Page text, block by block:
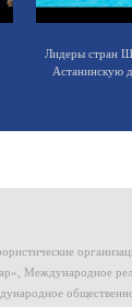
Лидеры стран
Астанинскую
Международное